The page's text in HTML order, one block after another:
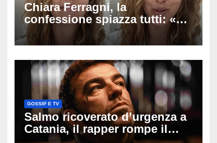
Chiara Ferragni, la
confessione spiazza tutti: «Un
mio ex voleva che mi rifacessi
il seno». Poi svela i ritocchi di
GOSSIP E TV
Salmo ricoverato d’urgenza a
Catania, il rapper rompe il